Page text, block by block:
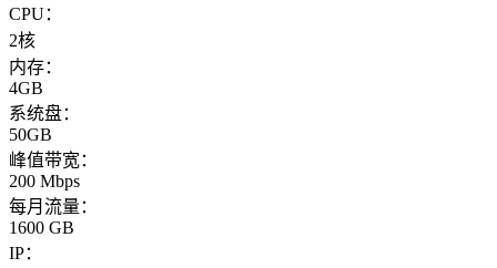
CPU：
2核
内存：
4GB
系统盘：
50GB
峰值带宽：
200 Mbps
每月流量：
1600 GB
IP：